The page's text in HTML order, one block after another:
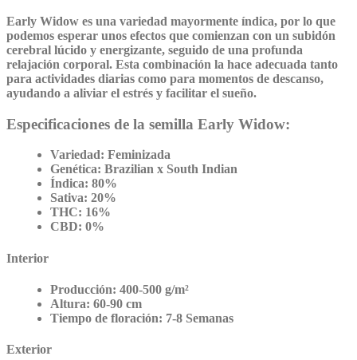
Early Widow es una variedad mayormente índica, por lo que
podemos esperar unos efectos que comienzan con un subidón
cerebral lúcido y energizante, seguido de una profunda
relajación corporal. Esta combinación la hace adecuada tanto
para actividades diarias como para momentos de descanso,
ayudando a aliviar el estrés y facilitar el sueño.
Especificaciones de la semilla Early Widow:
Variedad: Feminizada
Genética: Brazilian x South Indian
Índica: 80%
Sativa: 20%
THC: 16%
CBD: 0%
Interior
Producción: 400-500 g/m²
Altura: 60-90 cm
Tiempo de floración: 7-8 Semanas
Exterior